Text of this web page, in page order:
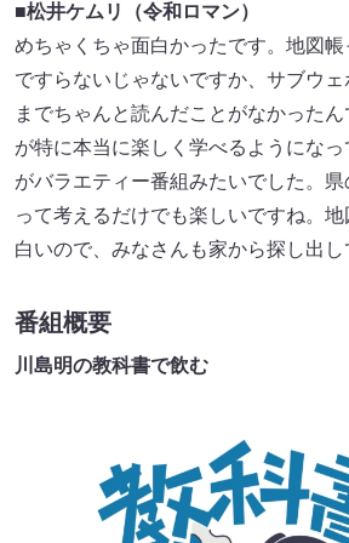
■松井ケムリ（令和ロマン）
めちゃくちゃ面白かったです。地図
ですらないじゃないですか、サブウェ
までちゃんと読んだことがなかった
が特に本当に楽しく学べるようにな
がバラエティー番組みたいでした。
って考えるだけでも楽しいですね。
白いので、みなさんも家から探し出し
番組概要
川島明の教科書で飲む